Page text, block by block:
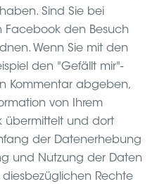
Sind Sie bei
Facebook den Besuch
Wenn Sie mit den
den "Gefällt mir"-
Kommentar abgeben,
von Ihrem
übermittelt und dort
der Datenerhebung
und Nutzung der Daten
Rechte